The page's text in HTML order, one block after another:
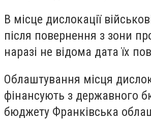
В місце дислокації
після повернення з зони
наразі не відома дата їх
Облаштування місця
фінансують з державного
бюджету Франківська